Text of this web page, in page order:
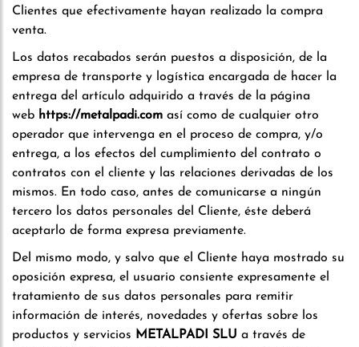
Clientes que efectivamente hayan realizado la compra
venta.
Los datos recabados serán puestos a disposición, de la
empresa de transporte y logística encargada de hacer la
entrega del artículo adquirido a través de la página
web https://metalpadi.com así como de cualquier otro
operador que intervenga en el proceso de compra, y/o
entrega, a los efectos del cumplimiento del contrato o
contratos con el cliente y las relaciones derivadas de los
mismos. En todo caso, antes de comunicarse a ningún
tercero los datos personales del Cliente, éste deberá
aceptarlo de forma expresa previamente.
Del mismo modo, y salvo que el Cliente haya mostrado su
oposición expresa, el usuario consiente expresamente el
tratamiento de sus datos personales para remitir
información de interés, novedades y ofertas sobre los
productos y servicios METALPADI SLU a través de